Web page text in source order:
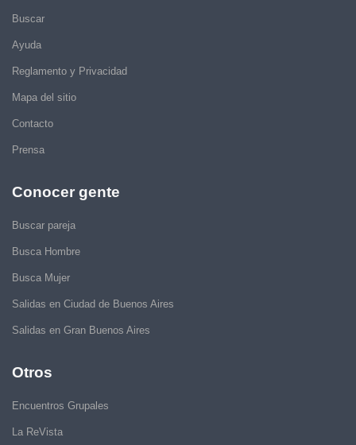
Buscar
Ayuda
Reglamento y Privacidad
Mapa del sitio
Contacto
Prensa
Conocer gente
Buscar pareja
Busca Hombre
Busca Mujer
Salidas en Ciudad de Buenos Aires
Salidas en Gran Buenos Aires
Otros
Encuentros Grupales
La ReVista